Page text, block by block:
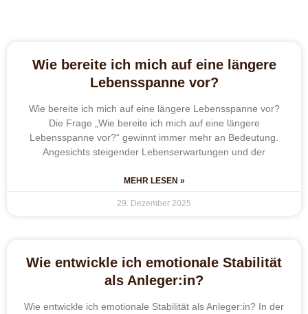
Wie bereite ich mich auf eine längere
Lebensspanne vor?
Wie bereite ich mich auf eine längere Lebensspanne vor?
Die Frage „Wie bereite ich mich auf eine längere
Lebensspanne vor?“ gewinnt immer mehr an Bedeutung.
Angesichts steigender Lebenserwartungen und der
MEHR LESEN »
29. Dezember 2025
Wie entwickle ich emotionale Stabilität
als Anleger:in?
Wie entwickle ich emotionale Stabilität als Anleger:in? In der